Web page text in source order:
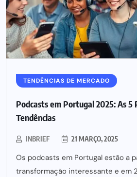
TENDÊNCIAS DE MERCADO
Podcasts em Portugal 2025: As 5
Tendências
INBRIEF 21 MARÇO, 2025
Os podcasts em Portugal estão a
transformação interessante e em